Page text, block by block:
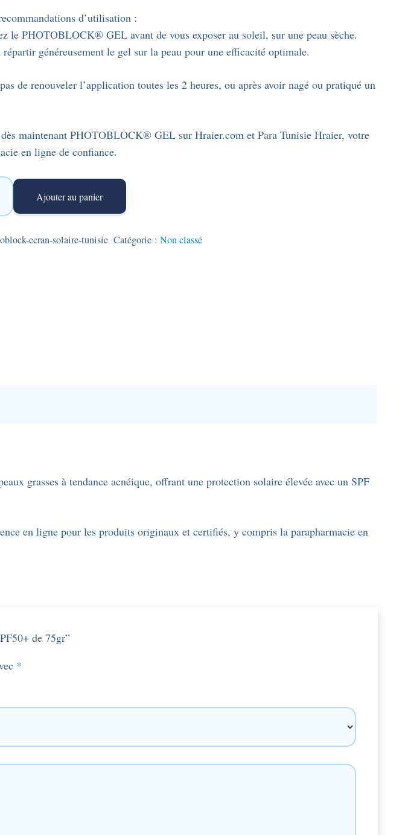
d’utilisation :
le PHOTOBLOCK® GEL avant de vous exposer au soleil, sur une peau sèche.
généreusement le gel sur la peau pour une efficacité optimale.
de renouveler l’application toutes les 2 heures, ou après avoir nagé ou pratiqué un
maintenant PHOTOBLOCK® GEL sur Hraier.com et Para Tunisie Hraier, votre
en ligne de confiance.
Ajouter au panier
ecran-solaire-tunisie Catégorie :Non classé
grasses à tendance acnéique, offrant une protection solaire élevée avec un SPF
en ligne pour les produits originaux et certifiés, y compris la parapharmacie en
de 75gr”
*